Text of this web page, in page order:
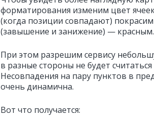
форматирования изменим цвет
(когда позиции совпадают)
(завышение и занижение) — красным.
При этом разрешим сервису
в разные стороны не будет
Несовпадения на пару пунктов в
очень динамична.
Вот что получается: